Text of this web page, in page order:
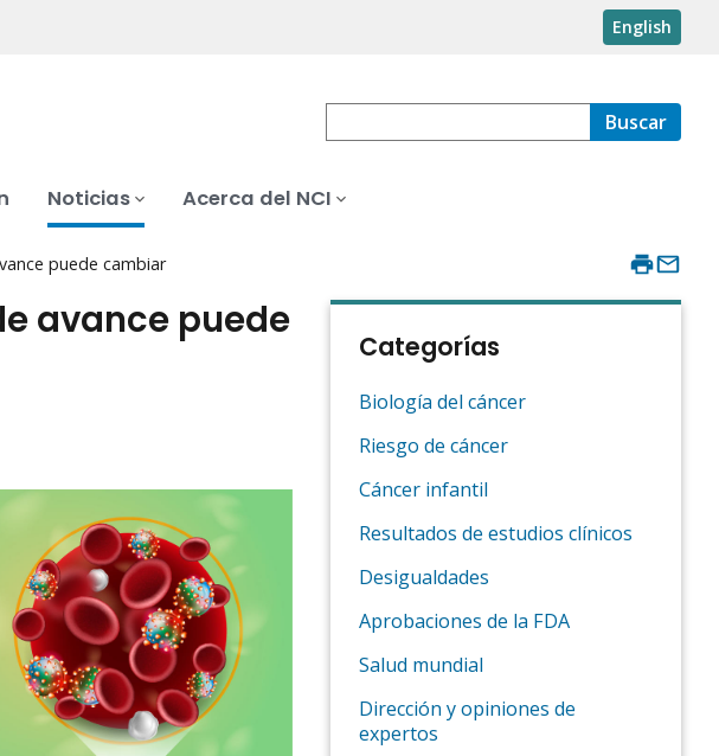
English
Buscar
Noticias Acerca del NCI
puede cambiar
avance puede
Categorías
Biología del cáncer
Riesgo de cáncer
Cáncer infantil
Resultados de estudios clínicos
Desigualdades
Aprobaciones de la FDA
Salud mundial
Dirección y opiniones de
expertos